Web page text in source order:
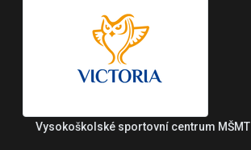
Vysokoškolské sportovní centrum MŠMT